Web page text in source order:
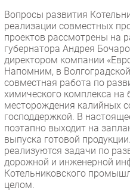
Вопросы развития
реализации совместных
проектов рассмотрены на
губернатора Андрея
директором компании
Напомним, в
совместная работа по
химического комплекса на
месторождения калийных
господдержкой. В
поэтапно выходит на
выпуска готовой
реализуются задачи по
дорожной и инженерной
Котельниковского
целом.